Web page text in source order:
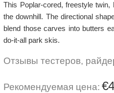
This Poplar-cored, freestyle
the downhill. The directional
blend those carves into butters
do-it-all park skis.
Отзывы тестеров,
Рекомендуемая цена: